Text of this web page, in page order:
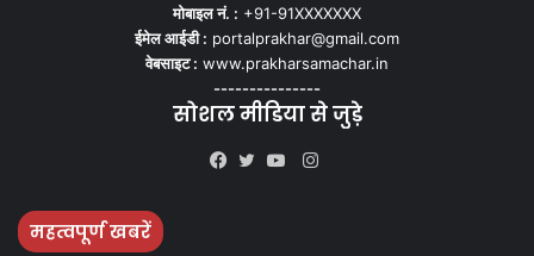
मोबाइल नं. : +91-91XXXXXXX
ईमेल आईडी : portalprakhar@gmail.com
वेबसाइट : www.prakharsamachar.in
---------------
सोशल मीडिया से जुड़े
Instagram
महत्वपूर्ण खबरें